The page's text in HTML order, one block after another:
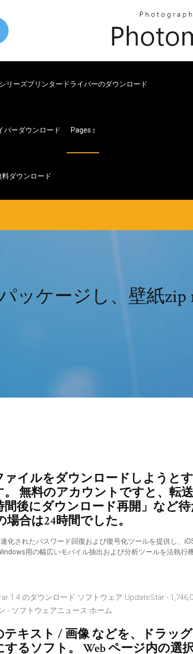
リーズプリンタードライバーのダウンロード
バーダウンロード Pages
ダウンロード
ッケージし、壁紙
イルをダウンロードしようとす
無料のアカウントですと、転
後にダウンロード再開」など
合は24時間でした。
化されたパスワード回復および復号化ツールを提供し、
用の幅広いモバイル抽出および分析ツールを法執行
1.4 のダウンロード ソフトウェア UpdateStar -
- ソフトウェアニュース ホーム
テキスト / 画像 などを、ドラッ
るソフト。 Web ページ内の選